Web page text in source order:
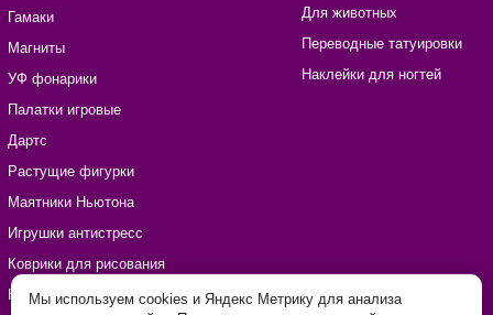
Гамаки
Магниты
УФ фонарики
Палатки игровые
Дартс
Растущие фигурки
Маятники Ньютона
Игрушки антистресс
Коврики для рисования
Наборы для рукоделия
Для животных
Переводные татуировки
Наклейки для ногтей
Мы используем cookies и Яндекс Метрику для анализа